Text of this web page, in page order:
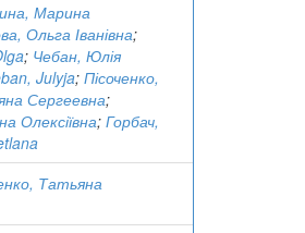
Марина
Ольга Іванівна;
; Чебан, Юлія
Julyja; Пісоченко,
Сергеевна;
Олексіївна; Горбач,
Татьяна